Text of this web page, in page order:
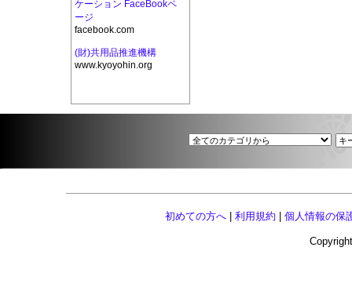
ケーション FaceBookペ
ージ
facebook.com
(財)共用品推進機構
www.kyoyohin.org
初めての方へ 利用規約 個人情報の保